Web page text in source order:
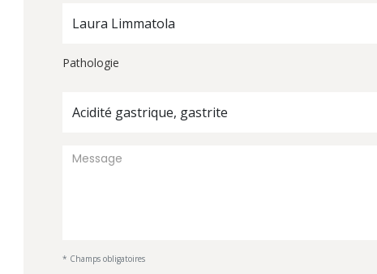
Laura Limmatola
Pathologie
Acidité gastrique, gastrite
* Champs obligatoires